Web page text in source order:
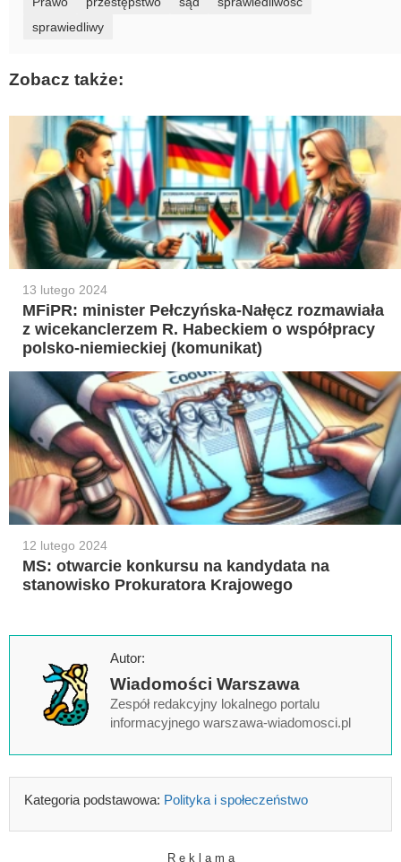
sprawiedliwy
Zobacz także:
13 lutego 2024
MFiPR: minister Pełczyńska-Nałęcz rozmawiała
z wicekanclerzem R. Habeckiem o współpracy
polsko-niemieckiej (komunikat)
12 lutego 2024
MS: otwarcie konkursu na kandydata na
stanowisko Prokuratora Krajowego
Autor:
Wiadomości Warszawa
Zespół redakcyjny lokalnego portalu
informacyjnego warszawa-wiadomosci.pl
Kategoria podstawowa: Polityka i społeczeństwo
R e k l a m a